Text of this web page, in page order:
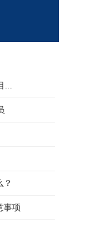
？
事项